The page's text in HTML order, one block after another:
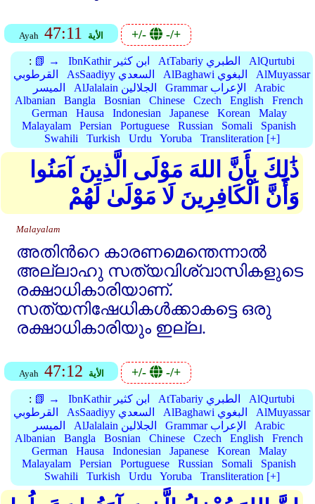
Ayah 47:11 الأية +/- -/+
: 📗 → IbnKathir ابن كثير AtTabariy الطبري
AlQurtubi
القرطوبي
AsSaadiyy السعدي AlBaghawi البغوي
AlMuyassar
الميسر
AlJalalain الجلالين Grammar الإعراب
Arabic
Albanian
Bangla Bosnian Chinese Czech English
French
German
Hausa Indonesian Japanese Korean
Malay
Malayalam
Persian Portuguese Russian Somali
Spanish
Swahili
Turkish Urdu Yoruba Transliteration [+]
ذَٰلِكَ بِأَنَّ اللهَ مَوْلَى الَّذِينَ آمَنُوا
وَأَنَّ الْكَافِرِينَ لَا مَوْلَىٰ لَهُمْ
Malayalam
അതിന്‍റെ കാരണമെന്തെന്നാല്‍
അല്ലാഹു സത്യവിശ്വാസികളുടെ
രക്ഷാധികാരിയാണ്‌.
സത്യനിഷേധികള്‍ക്കാകട്ടെ ഒരു
രക്ഷാധികാരിയും ഇല്ല.
Ayah 47:12 الأية +/- -/+
: 📗 → IbnKathir ابن كثير AtTabariy الطبري
AlQurtubi
القرطوبي
AsSaadiyy السعدي AlBaghawi البغوي
AlMuyassar
الميسر
AlJalalain الجلالين Grammar الإعراب
Arabic
Albanian
Bangla Bosnian Chinese Czech English
French
German
Hausa Indonesian Japanese Korean
Malay
Malayalam
Persian Portuguese Russian Somali
Spanish
Swahili
Turkish Urdu Yoruba Transliteration [+]